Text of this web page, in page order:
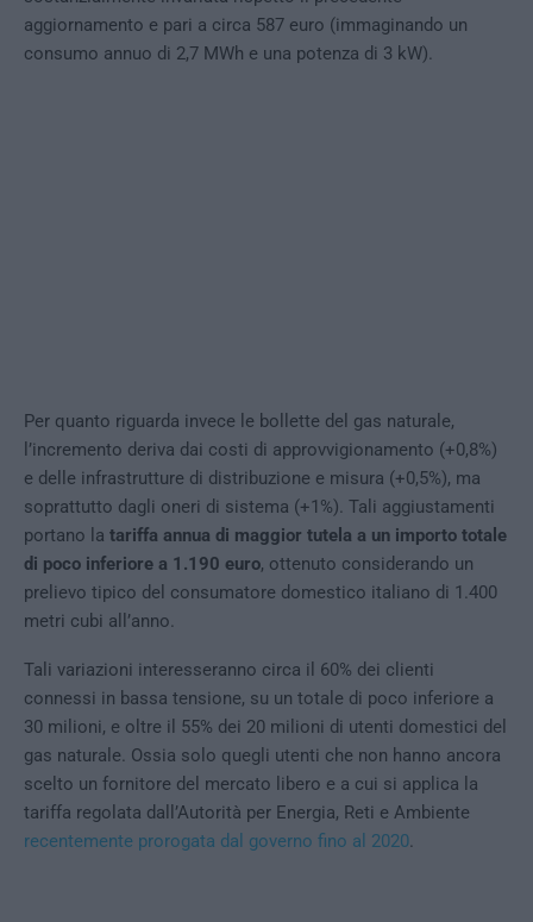
aggiornamento e pari a circa 587 euro (immaginando un
consumo annuo di 2,7 MWh e una potenza di 3 kW).
Per quanto riguarda invece le bollette del gas naturale,
l’incremento deriva dai costi di approvvigionamento (+0,8%)
e delle infrastrutture di distribuzione e misura (+0,5%), ma
soprattutto dagli oneri di sistema (+1%). Tali aggiustamenti
portano la tariffa annua di maggior tutela a un importo totale
di poco inferiore a 1.190 euro, ottenuto considerando un
prelievo tipico del consumatore domestico italiano di 1.400
metri cubi all’anno.
Tali variazioni interesseranno circa il 60% dei clienti
connessi in bassa tensione, su un totale di poco inferiore a
30 milioni, e oltre il 55% dei 20 milioni di utenti domestici del
gas naturale. Ossia solo quegli utenti che non hanno ancora
scelto un fornitore del mercato libero e a cui si applica la
tariffa regolata dall’Autorità per Energia, Reti e Ambiente
recentemente prorogata dal governo fino al 2020.